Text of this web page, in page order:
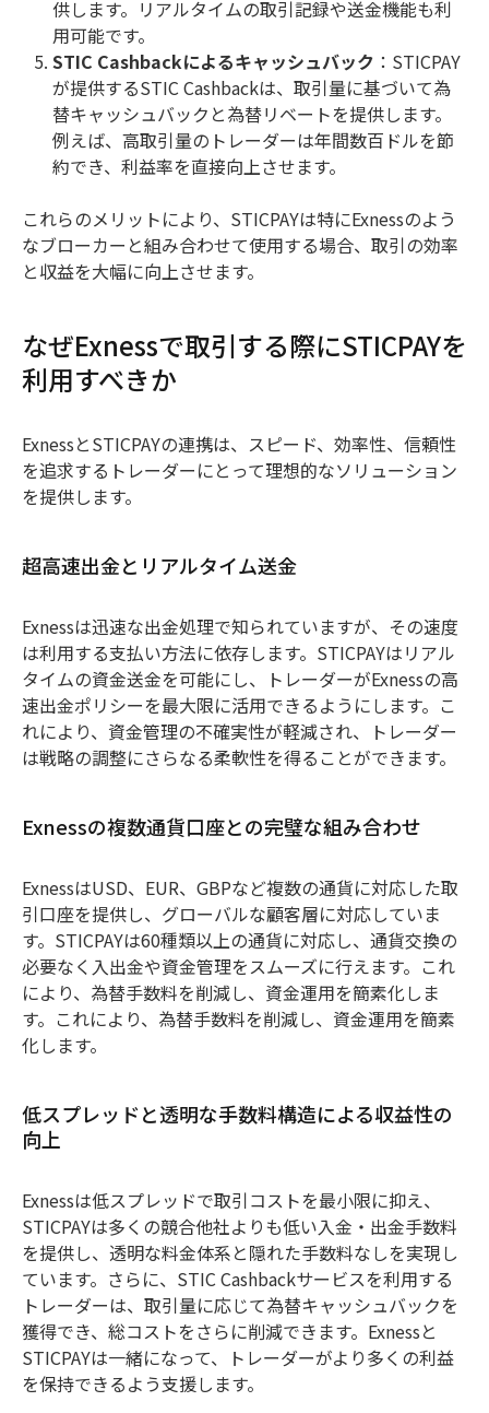
供します。リアルタイムの取引記録や送金機能も利
用可能です。
STIC Cashbackによるキャッシュバック ：STICPAY
が提供するSTIC Cashbackは、取引量に基づいて為
替キャッシュバックと為替リベートを提供します。
例えば、高取引量のトレーダーは年間数百ドルを節
約でき、利益率を直接向上させます。
これらのメリットにより、STICPAYは特にExnessのよう
なブローカーと組み合わせて使用する場合、取引の効率
と収益を大幅に向上させます。
なぜExnessで取引する際にSTICPAYを
利用すべきか
ExnessとSTICPAYの連携は、スピード、効率性、信頼性
を追求するトレーダーにとって理想的なソリューション
を提供します。
超高速出金とリアルタイム送金
Exnessは迅速な出金処理で知られていますが、その速度
は利用する支払い方法に依存します。STICPAYはリアル
タイムの資金送金を可能にし、トレーダーがExnessの高
速出金ポリシーを最大限に活用できるようにします。こ
れにより、資金管理の不確実性が軽減され、トレーダー
は戦略の調整にさらなる柔軟性を得ることができます。
Exnessの複数通貨口座との完璧な組み合わせ
ExnessはUSD、EUR、GBPなど複数の通貨に対応した取
引口座を提供し、グローバルな顧客層に対応していま
す。STICPAYは60種類以上の通貨に対応し、通貨交換の
必要なく入出金や資金管理をスムーズに行えます。これ
により、為替手数料を削減し、資金運用を簡素化しま
す。これにより、為替手数料を削減し、資金運用を簡素
化します。
低スプレッドと透明な手数料構造による収益性の
向上
Exnessは低スプレッドで取引コストを最小限に抑え、
STICPAYは多くの競合他社よりも低い入金・出金手数料
を提供し、透明な料金体系と隠れた手数料なしを実現し
ています。さらに、STIC Cashbackサービスを利用する
トレーダーは、取引量に応じて為替キャッシュバックを
獲得でき、総コストをさらに削減できます。Exnessと
STICPAYは一緒になって、トレーダーがより多くの利益
を保持できるよう支援します。